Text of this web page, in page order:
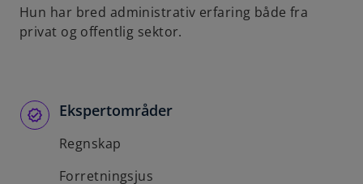
a
n
a
Hun har bred administrativ erfaring både fra
privat og offentlig sektor.
Ekspertområder
Regnskap
Forretningsjus